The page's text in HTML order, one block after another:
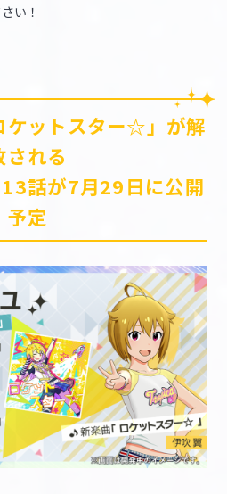
い！
ケットスター☆」が解
される
話が7月29日に公開
予定